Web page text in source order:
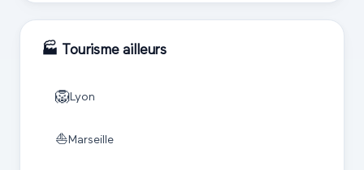
🏭 Tourismeailleurs
🦁Lyon
⛵ Marseille